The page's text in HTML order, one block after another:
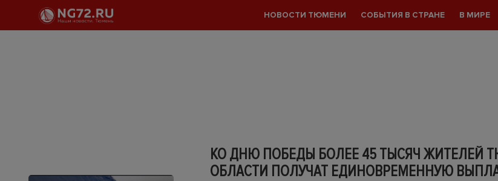
НОВОСТИ ТЮМЕНИ СОБЫТИЯ В СТРАНЕ В МИРЕ
КО ДНЮ ПОБЕДЫ БОЛЕЕ 45 ТЫСЯЧ ЖИТЕЛЕЙ
ОБЛАСТИ ПОЛУЧАТ ЕДИНОВРЕМЕННУЮ